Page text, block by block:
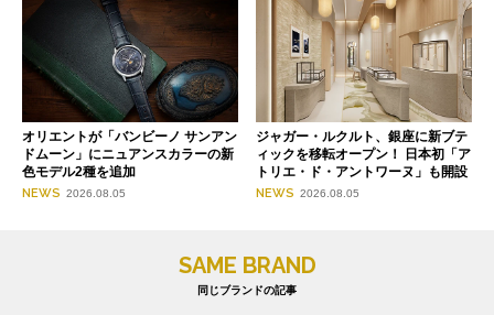
オリエントが「バンビーノ サンアン
ドムーン」にニュアンスカラーの新
色モデル2種を追加
NEWS 2026.08.05
ジャガー・ルクルト、銀座に新ブテ
ィックを移転オープン！ 日本初「ア
トリエ・ド・アントワーヌ」も開設
NEWS 2026.08.05
SAME BRAND
同じブランドの記事